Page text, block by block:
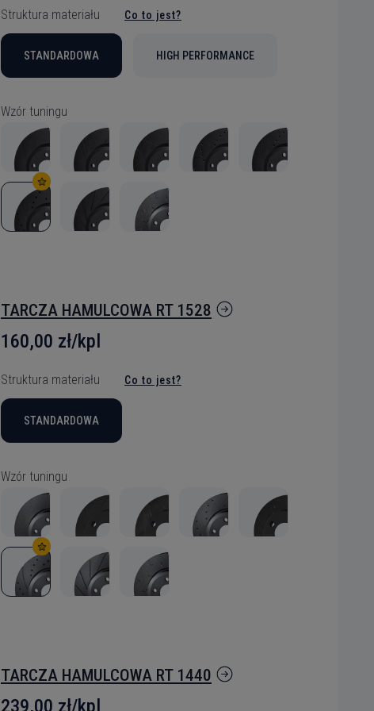
Struktura materiału Co to jest?
STANDARDOWA HIGH PERFORMANCE
Wzór tuningu
TARCZA HAMULCOWA RT 1528
160,00 zł/kpl
Struktura materiału Co to jest?
STANDARDOWA
Wzór tuningu
TARCZA HAMULCOWA RT 1440
239,00 zł/kpl